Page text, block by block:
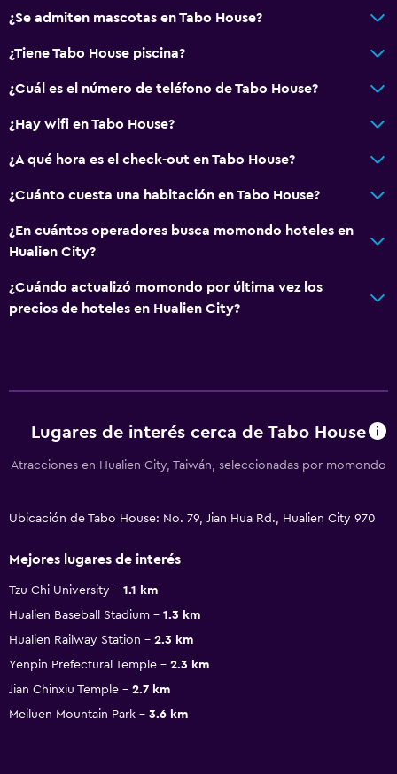
¿Se admiten mascotas en Tabo House?
¿Tiene Tabo House piscina?
¿Cuál es el número de teléfono de Tabo House?
¿Hay wifi en Tabo House?
¿A qué hora es el check-out en Tabo House?
¿Cuánto cuesta una habitación en Tabo House?
¿En cuántos operadores busca momondo hoteles en
Hualien City?
¿Cuándo actualizó momondo por última vez los
precios de hoteles en Hualien City?
Lugares de interés cerca de Tabo House
Atracciones en Hualien City, Taiwán, seleccionadas por momondo
Ubicación de Tabo House: No. 79, Jian Hua Rd., Hualien City 970
Mejores lugares de interés
Tzu Chi University
1.1 km
Hualien Baseball Stadium
1.3 km
Hualien Railway Station
2.3 km
Yenpin Prefectural Temple
2.3 km
Jian Chinxiu Temple
2.7 km
Meiluen Mountain Park
3.6 km